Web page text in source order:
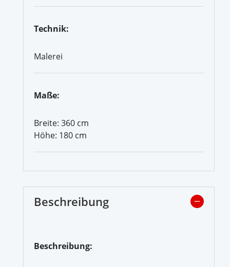
Technik:
Malerei
Maße:
Breite: 360 cm
Höhe: 180 cm
Beschreibung
Beschreibung: